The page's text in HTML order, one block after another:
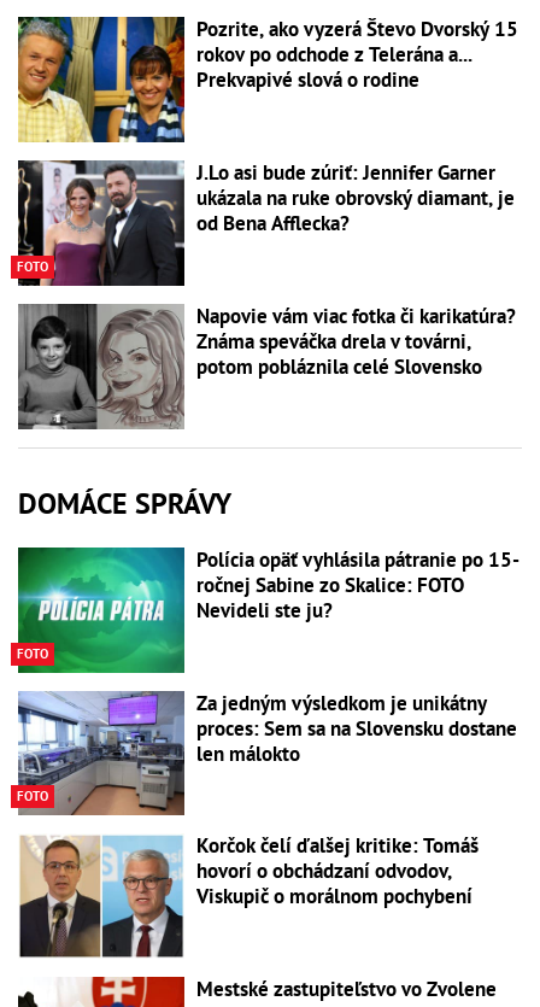
Pozrite, ako vyzerá Števo Dvorský 15
rokov po odchode z Telerána a...
Prekvapivé slová o rodine
FOTO
J.Lo asi bude zúriť: Jennifer Garner
ukázala na ruke obrovský diamant, je
od Bena Afflecka?
Napovie vám viac fotka či karikatúra?
Známa speváčka drela v továrni,
potom pobláznila celé Slovensko
DOMÁCE SPRÁVY
FOTO
Polícia opäť vyhlásila pátranie po 15-
ročnej Sabine zo Skalice: FOTO
Nevideli ste ju?
FOTO
Za jedným výsledkom je unikátny
proces: Sem sa na Slovensku dostane
len málokto
Korčok čelí ďalšej kritike: Tomáš
hovorí o obchádzaní odvodov,
Viskupič o morálnom pochybení
Mestské zastupiteľstvo vo Zvolene